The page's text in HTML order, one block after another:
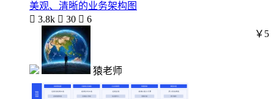
美观、清晰的业务架构图
 3.8k  30  6
猿老师
￥5